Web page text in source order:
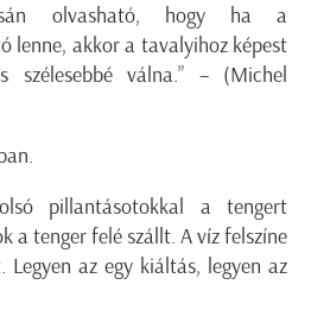
olvasható, hogy ha a
lenne, akkor a tavalyihoz képest
szélesebbé válna.” – (Michel
pillantásotokkal a tengert
a tenger felé szállt. A víz felszíne
Legyen az egy kiáltás, legyen az